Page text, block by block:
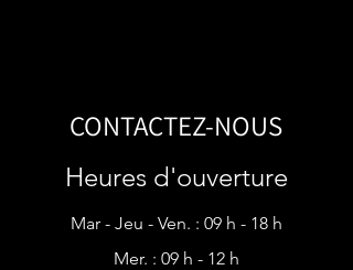
CONTACTEZ-NOUS
Heures d'ouverture
Mar - Jeu - Ven. : 09 h - 18 h
Mer. : 09 h - 12 h​​